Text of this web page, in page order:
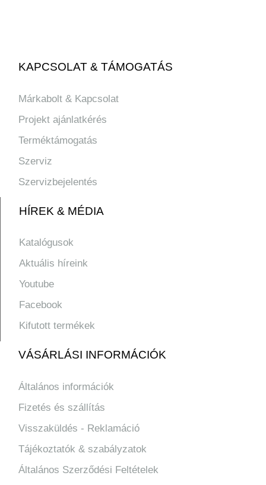
KAPCSOLAT & TÁMOGATÁS
Márkabolt & Kapcsolat
Projekt ajánlatkérés
Terméktámogatás
Szerviz
Szervizbejelentés
HÍREK & MÉDIA
Katalógusok
Aktuális híreink
Youtube
Facebook
Kifutott termékek
VÁSÁRLÁSI INFORMÁCIÓK
Általános információk
Fizetés és szállítás
Visszaküldés - Reklamáció
Tájékoztatók & szabályzatok
Általános Szerződési Feltételek